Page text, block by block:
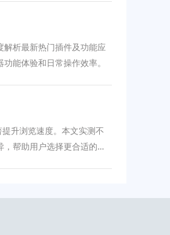
析最新热门插件及功能应
能体验和日常操作效率。
升浏览速度。本文实测不
帮助用户选择更合适的工